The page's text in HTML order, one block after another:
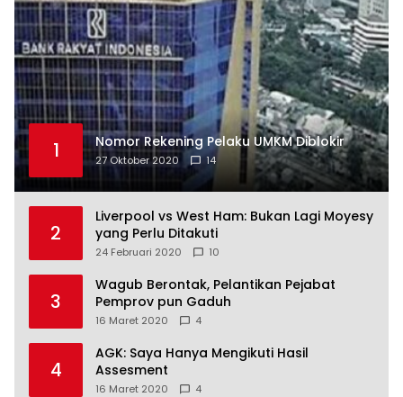
1 Nomor Rekening Pelaku UMKM Diblokir
27 Oktober 2020 14
2
Liverpool vs West Ham: Bukan Lagi Moyesy
yang Perlu Ditakuti
24 Februari 2020 10
3
Wagub Berontak, Pelantikan Pejabat
Pemprov pun Gaduh
16 Maret 2020 4
4
AGK: Saya Hanya Mengikuti Hasil
Assesment
16 Maret 2020 4